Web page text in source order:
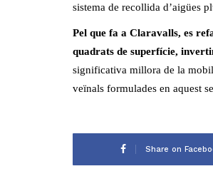
sistema de recollida d’aigües
Pel que fa a Claravalls, es
quadrats de superfície,
significativa millora de la
veïnals formulades en aquest
Share on